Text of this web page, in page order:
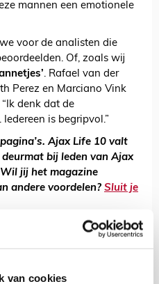
van cookies
mannen een emotionele
voor de analisten die
Of, zoals wij
. Rafael van der
Perez en Marciano Vink
denk dat de
is begripvol.”
Ajax Life 10 valt
bij leden van Ajax
jij het magazine
andere voordelen? Sluit je
Ajax Life kijken